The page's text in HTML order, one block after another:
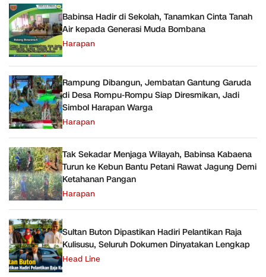
Babinsa Hadir di Sekolah, Tanamkan Cinta Tanah
Air kepada Generasi Muda Bombana
Harapan
Rampung Dibangun, Jembatan Gantung Garuda
di Desa Rompu-Rompu Siap Diresmikan, Jadi
Simbol Harapan Warga
Harapan
Tak Sekadar Menjaga Wilayah, Babinsa Kabaena
Turun ke Kebun Bantu Petani Rawat Jagung Demi
Ketahanan Pangan
Harapan
Sultan Buton Dipastikan Hadiri Pelantikan Raja
Kulisusu, Seluruh Dokumen Dinyatakan Lengkap
Head Line